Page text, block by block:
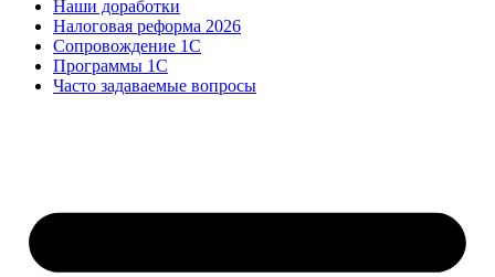
Наши доработки
Налоговая реформа 2026
Сопровождение 1С
Программы 1С
Часто задаваемые вопросы